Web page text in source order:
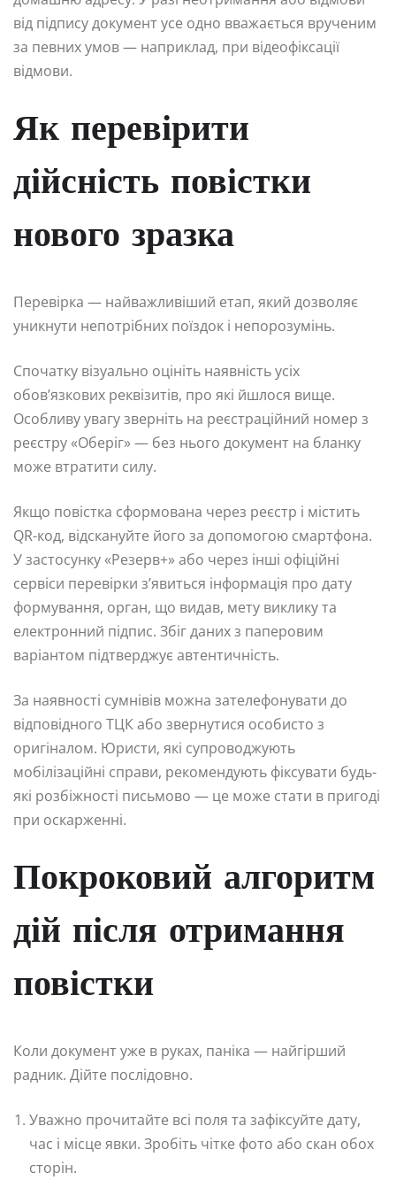
від підпису документ усе одно вважається врученим
за певних умов — наприклад, при відеофіксації
відмови.
Як перевірити
дійсність повістки
нового зразка
Перевірка — найважливіший етап, який дозволяє
уникнути непотрібних поїздок і непорозумінь.
Спочатку візуально оцініть наявність усіх
обов’язкових реквізитів, про які йшлося вище.
Особливу увагу зверніть на реєстраційний номер з
реєстру «Оберіг» — без нього документ на бланку
може втратити силу.
Якщо повістка сформована через реєстр і містить
QR-код, відскануйте його за допомогою смартфона.
У застосунку «Резерв+» або через інші офіційні
сервіси перевірки з’явиться інформація про дату
формування, орган, що видав, мету виклику та
електронний підпис. Збіг даних з паперовим
варіантом підтверджує автентичність.
За наявності сумнівів можна зателефонувати до
відповідного ТЦК або звернутися особисто з
оригіналом. Юристи, які супроводжують
мобілізаційні справи, рекомендують фіксувати будь-
які розбіжності письмово — це може стати в пригоді
при оскарженні.
Покроковий алгоритм
дій після отримання
повістки
Коли документ уже в руках, паніка — найгірший
радник. Дійте послідовно.
Уважно прочитайте всі поля та зафіксуйте дату,
час і місце явки. Зробіть чітке фото або скан обох
сторін.